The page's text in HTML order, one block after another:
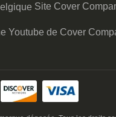
Site Cover
Youtube de Cover